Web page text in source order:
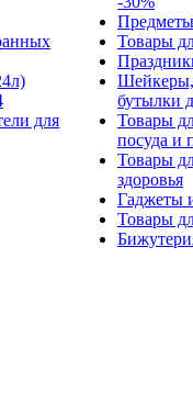
для
Товары
бутылки
Товары
посуда и
Товары
здоровья
Гаджеты
Товары